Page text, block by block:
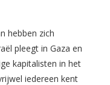
hebben zich
pleegt in Gaza en
kapitalisten in het
iedereen kent